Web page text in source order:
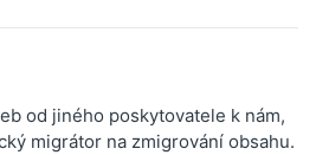
od jiného poskytovatele k nám,
migrátor na zmigrování obsahu.